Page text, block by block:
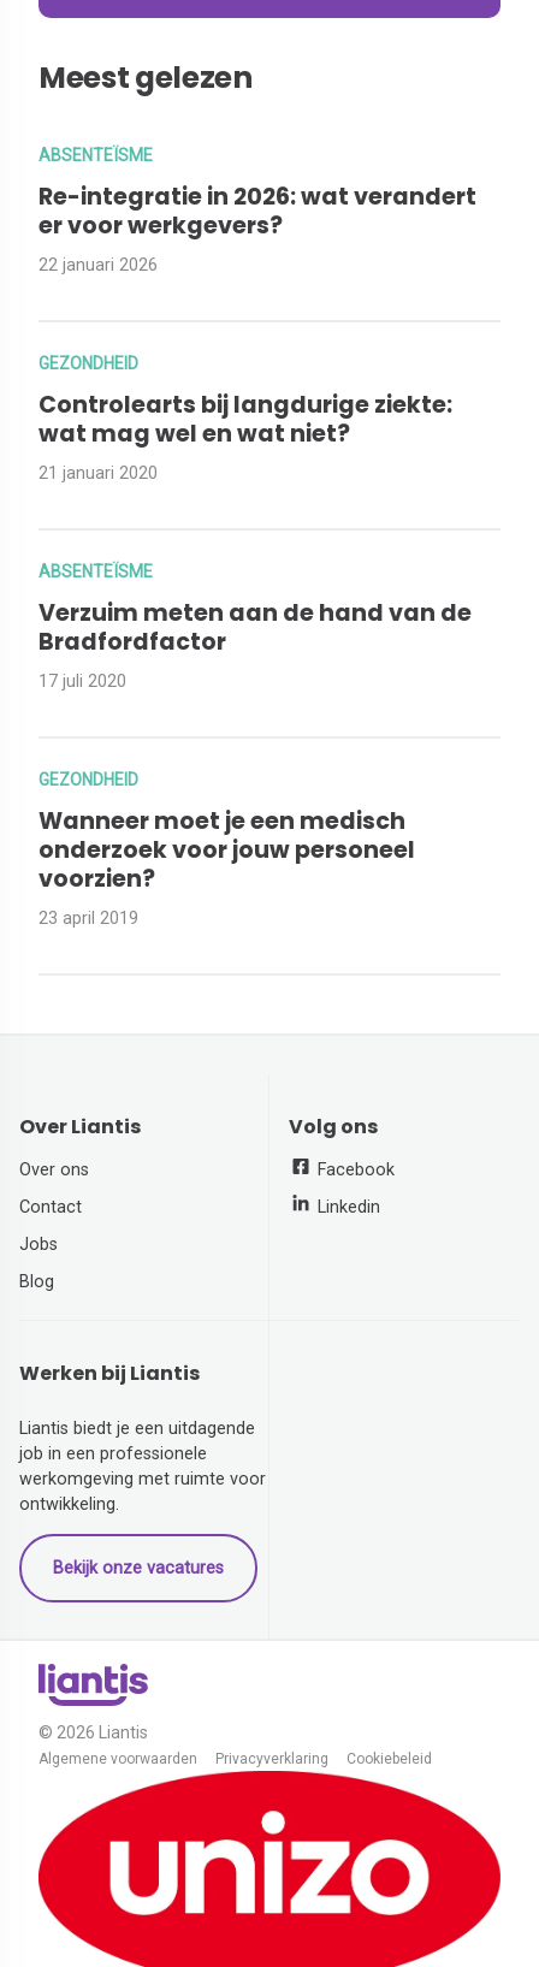
Meest gelezen
ABSENTEÏSME
Re-integratie in 2026: wat verandert
er voor werkgevers?
22 januari 2026
GEZONDHEID
Controlearts bij langdurige ziekte:
wat mag wel en wat niet?
21 januari 2020
ABSENTEÏSME
Verzuim meten aan de hand van de
Bradfordfactor
17 juli 2020
GEZONDHEID
Wanneer moet je een medisch
onderzoek voor jouw personeel
voorzien?
23 april 2019
Over Liantis
Over ons
Contact
Jobs
Blog
Volg ons
Facebook
Linkedin
Werken bij Liantis
Liantis biedt je een uitdagende
job in een professionele
werkomgeving met ruimte voor
ontwikkeling.
Bekijk onze vacatures
© 2026 Liantis
Algemene voorwaarden Privacyverklaring Cookiebeleid